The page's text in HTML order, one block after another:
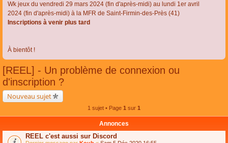
Wk jeux du vendredi 29 mars 2024 (fin d'après-midi) au lundi 1er avril
2024 (fin d'après-midi) à la MFR de Saint-Firmin-des-Près (41)
Inscriptions à venir plus tard
À bientôt !
[REEL] - Un problème de connexion ou
d'inscription ?
Nouveau sujet
1 sujet • Page 1 sur 1
Annonces
REEL c'est aussi sur Discord